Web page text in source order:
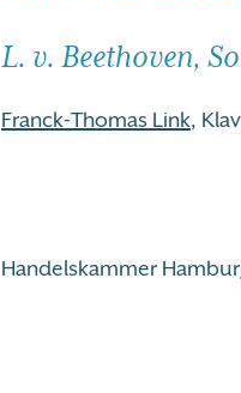
L. v. Beethoven,
Franck-Thomas Link,
Handelskammer